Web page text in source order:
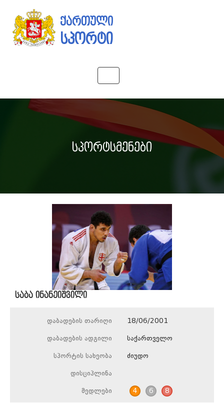
ქართული
სპორტი
navigation
სპორტსმენები
საბა ინანეიშვილი
დაბადების თარიღი 18/06/2001
დაბადების ადგილი საქართველო
სპორტის სახეობა ძიუდო
დისციპლინა
მედლები 4 6 8